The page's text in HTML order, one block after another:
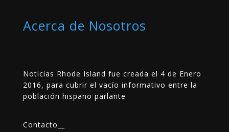
Acerca de Nosotros
Noticias Rhode Island fue creada el 4 de Enero
2016, para cubrir el vacío informativo entre la
población hispano parlante
Contacto